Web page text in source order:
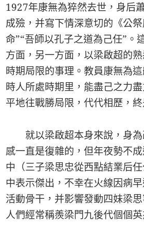
1927年康無為猝然去世，身后
成殮，并寫下情深意切的《公
命”“吾師以孔子之道為己任”。
方面，另一方面，以梁啟超的
時期局限的事理。教員康無為
時人所處時期里，能盡己之力
平地往戰勝局限，代代相歷，終
就以梁啟超本身來說，身
感一直是復雜的，但年夜勢不
中（三子梁思忠從西點結業后
中表示傑出，不幸在火線因病
活動骨干，并影響發動四妹梁
人們經常稱羨梁門九後代個個